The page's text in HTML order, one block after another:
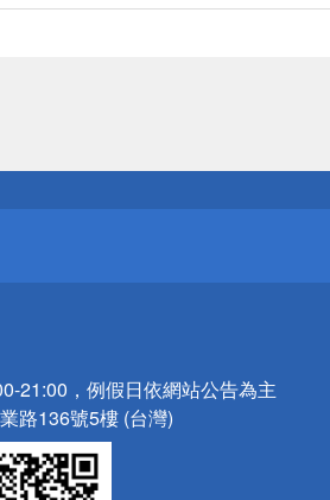
21:00，例假日依網站公告為主
路136號5樓 (台灣)